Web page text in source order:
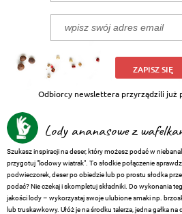
ZAPISZ SIĘ
Odbiorcy newslettera przyrządzili już
Lody ananasowe z
Szukasz inspiracji na deser, który możesz podać w
przygotuj "lodowy wiatrak". To słodkie połączenie
podwieczorek, deser po obiedzie lub po prostu słodka
podać? Nie czekaj i skompletuj składniki. Do wykonania
jakości lody – wykorzystaj swoje ulubione smaki np.
lub truskawkowy. Ułóż je na środku talerza, jedna gałka